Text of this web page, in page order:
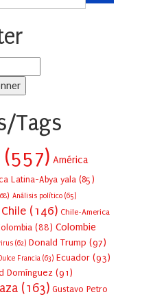
Tags
(557) América
Latina-Abya yala (85)
Análisis político (65)
Chile (146) Chile-America
(88) Colombie
(62) Donald Trump (97)
Dulce Francia (63) Ecuador (93)
Domínguez (91)
(163) Gustavo Petro